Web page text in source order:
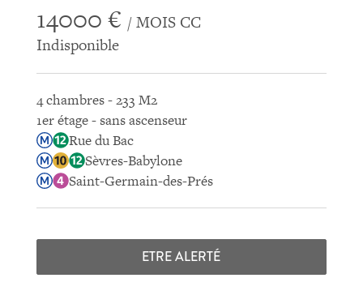
14000 € / MOIS CC
Indisponible
4 chambres - 233 M2
1er étage - sans ascenseur
Rue du Bac
Sèvres-Babylone
Saint-Germain-des-Prés
ETRE ALERTÉ